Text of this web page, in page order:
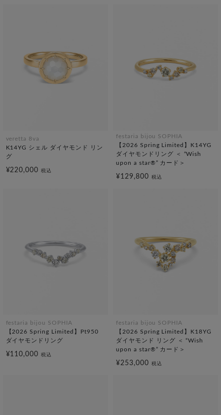
veretta 8va
K14YG シェル ダイヤモンド リン
グ
¥220,000税込
festaria bijou SOPHIA
【2026 Spring Limited】K14YG
ダイヤモンドリング ＜ “Wish
upon a star®” カード＞
¥129,800 税込
festaria bijou SOPHIA
【2026 Spring Limited】Pt950
ダイヤモンドリング
¥110,000税込
festaria bijou SOPHIA
【2026 Spring Limited】K18YG
ダイヤモンド リング ＜ “Wish
upon a star®” カード＞
¥253,000 税込